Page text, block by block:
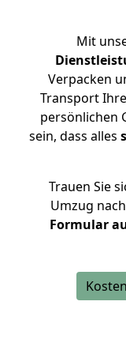
Mit
Verpacken
Transport
persönlichen
sein, dass alles
Trauen Sie
Umzug
Formular